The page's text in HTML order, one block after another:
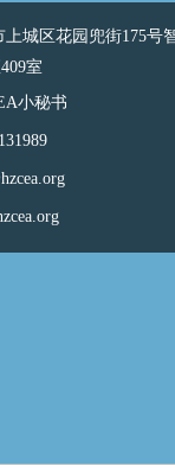
上城区花园兜街175号
室
小秘书